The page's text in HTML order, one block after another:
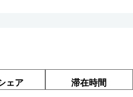
ェア 滞在時間